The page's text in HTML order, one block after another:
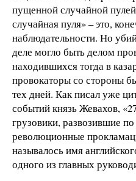
пущенной случайной
случайная пуля» – это,
наблюдательности. Но
деле могло быть делом
находившихся тогда в
провокаторы со стороны
тех дней. Как писал уже
событий князь Жевахов,
грузовики, развозившие
революционные
называлось имя
одного из главных